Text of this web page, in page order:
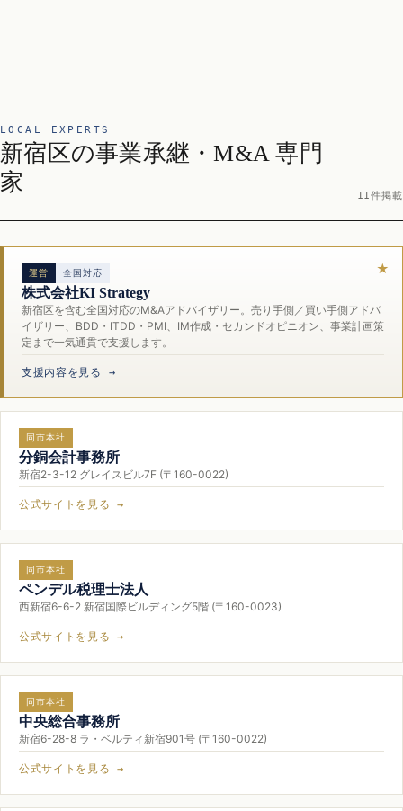
LOCAL EXPERTS
新宿区の事業承継・M&A 専門
家
11件掲載
運営 全国対応
株式会社KI Strategy
新宿区を含む全国対応のM&Aアドバイザリー。売り手側／買い手側アドバ
イザリー、BDD・ITDD・PMI、IM作成・セカンドオピニオン、事業計画策
定まで一気通貫で支援します。
支援内容を見る →
同市本社
分銅会計事務所
新宿2-3-12 グレイスビル7F (〒160-0022)
公式サイトを見る →
同市本社
ペンデル税理士法人
西新宿6-6-2 新宿国際ビルディング5階 (〒160-0023)
公式サイトを見る →
同市本社
中央総合事務所
新宿6-28-8 ラ・ベルティ新宿901号 (〒160-0022)
公式サイトを見る →